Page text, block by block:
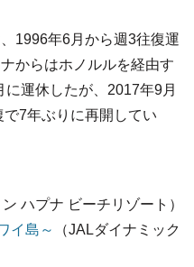
1996年6月から週3往復運
からはホノルルを経由す
運休したが、2017年9月
7年ぶりに再開してい
ン ハプナ ビーチリゾート）
イ島～
（JALダイナミック